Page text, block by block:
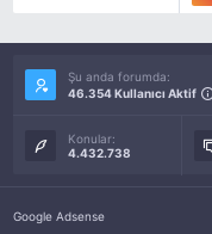
Şu anda forumda:
46.354 Kullanıcı Aktif
Konular:
4.432.738
Google Adsense